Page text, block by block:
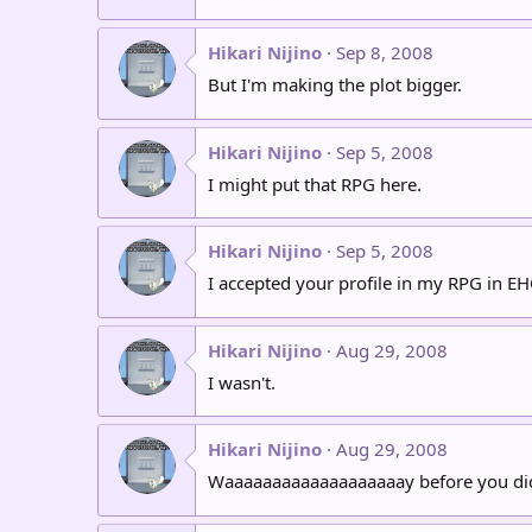
Hikari Nijino Sep 8, 2008
But I'm making the plot bigger.
Hikari Nijino Sep 5, 2008
I might put that RPG here.
Hikari Nijino Sep 5, 2008
I accepted your profile in my RPG in
Hikari Nijino Aug 29, 2008
I wasn't.
Hikari Nijino Aug 29, 2008
Waaaaaaaaaaaaaaaaaaay before you